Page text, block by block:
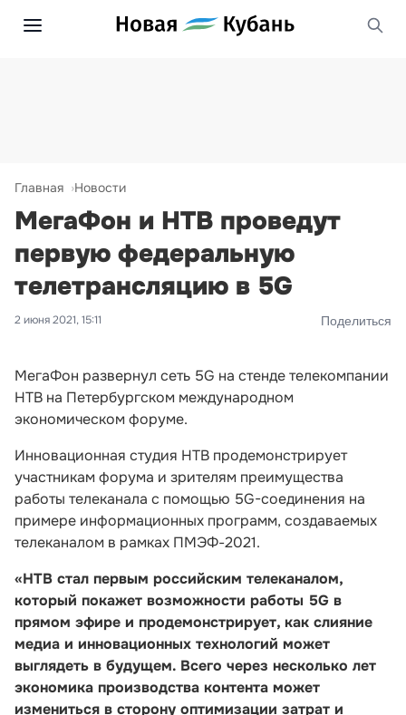
Главная Новости
МегаФон и НТВ проведут
первую федеральную
телетрансляцию в 5G
2 июня 2021, 15:11 Поделиться
МегаФон развернул сеть 5G на стенде телекомпании
НТВ на Петербургском международном
экономическом форуме.
Инновационная студия НТВ продемонстрирует
участникам форума и зрителям преимущества
работы телеканала с помощью 5G-соединения на
примере информационных программ, создаваемых
телеканалом в рамках ПМЭФ-2021.
«НТВ стал первым российским телеканалом,
который покажет возможности работы 5G в
прямом эфире и продемонстрирует, как слияние
медиа и инновационных технологий может
выглядеть в будущем. Всего через несколько лет
экономика производства контента может
измениться в сторону оптимизации затрат и